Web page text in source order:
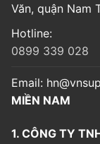
Văn, quận Nam
Hotline:
0899 339 028
Email:
MIỀN NAM
1. CÔNG TY